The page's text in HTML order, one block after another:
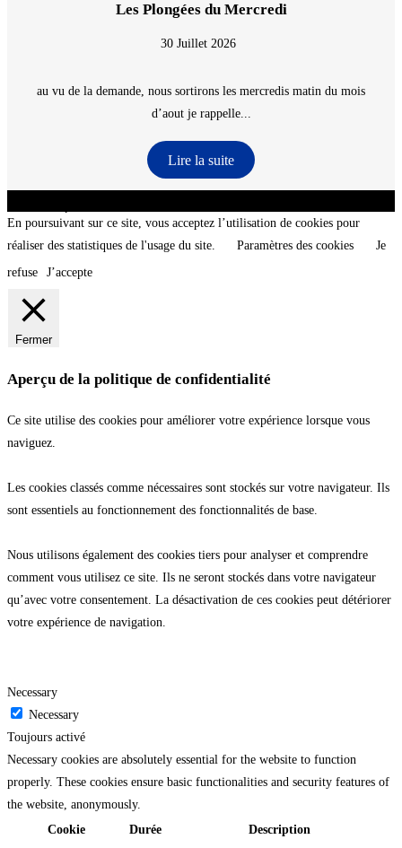
Les Plongées du Mercredi
30 Juillet 2026
au vu de la demande, nous sortirons les mercredis matin du mois
d’aout je rappelle...
Lire la suite
En poursuivant sur ce site, vous acceptez l’utilisation de cookies pour
réaliser des statistiques de l'usage du site.
Paramètres des cookies
Je
refuse
J’accepte
Fermer
Aperçu de la politique de confidentialité
Ce site utilise des cookies pour améliorer votre expérience lorsque vous
naviguez.
Les cookies classés comme nécessaires sont stockés sur votre navigateur. Ils
sont essentiels au fonctionnement des fonctionnalités de base.
Nous utilisons également des cookies tiers pour analyser et comprendre
comment vous utilisez ce site. Ils ne seront stockés dans votre navigateur
qu’avec votre consentement. La désactivation de ces cookies peut détériorer
votre expérience de navigation.
Necessary
Necessary
Toujours activé
Necessary cookies are absolutely essential for the website to function
properly. These cookies ensure basic functionalities and security features of
the website, anonymously.
Cookie
Durée Description